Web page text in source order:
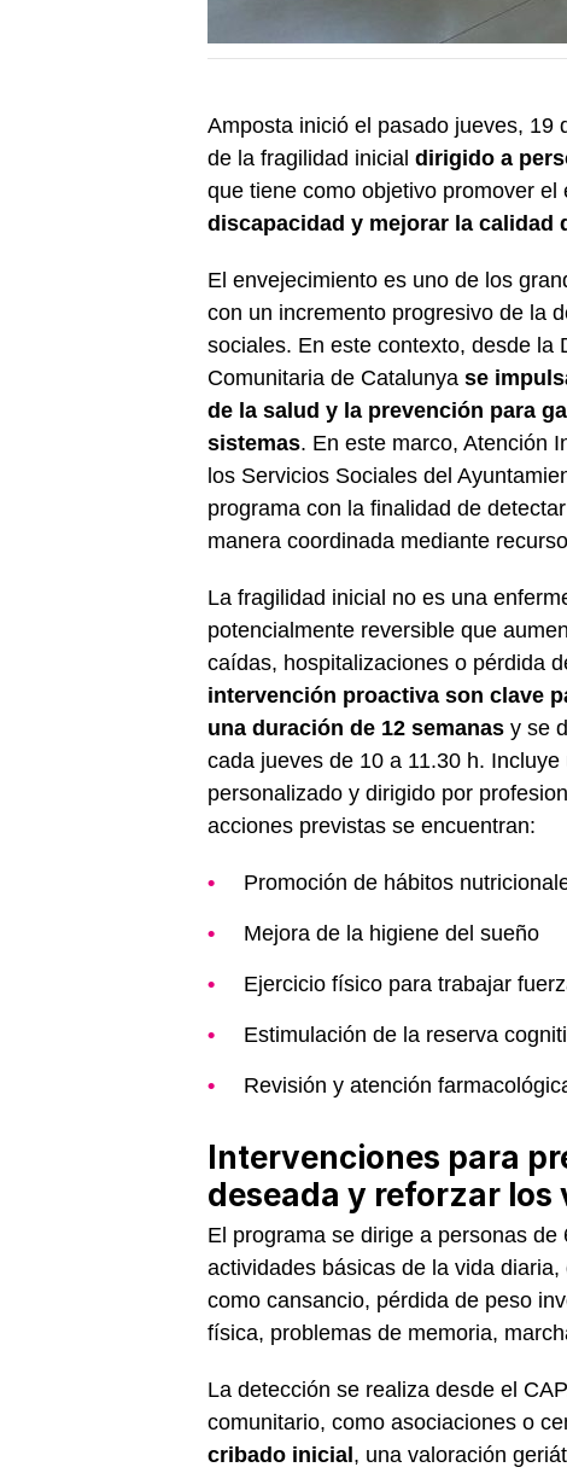
Amposta inició el pasado jueves, 19
de la fragilidad inicial dirigido a
que tiene como objetivo promover el
discapacidad y mejorar la calidad
El envejecimiento es uno de los
con un incremento progresivo de la
sociales. En este contexto, desde la
Comunitaria de Catalunya se
de la salud y la prevención para
sistemas. En este marco, Atención
los Servicios Sociales del
programa con la finalidad de
manera coordinada mediante
La fragilidad inicial no es una
potencialmente reversible que
caídas, hospitalizaciones o pérdida
intervención proactiva son clave
una duración de 12 semanas y se
cada jueves de 10 a 11.30 h.
personalizado y dirigido por
acciones previstas se encuentran:
Promoción de hábitos
Mejora de la higiene del sueño
Ejercicio físico para trabajar
Estimulación de la reserva
Revisión y atención
Intervenciones para
deseada y reforzar los
El programa se dirige a personas
actividades básicas de la vida
como cansancio, pérdida de peso
física, problemas de memoria,
La detección se realiza desde el
comunitario, como asociaciones o
cribado inicial, una valoración